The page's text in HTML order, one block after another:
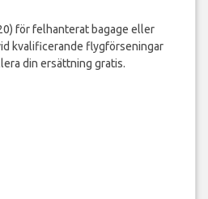
för felhanterat bagage eller
kvalificerande flygförseningar
din ersättning gratis.